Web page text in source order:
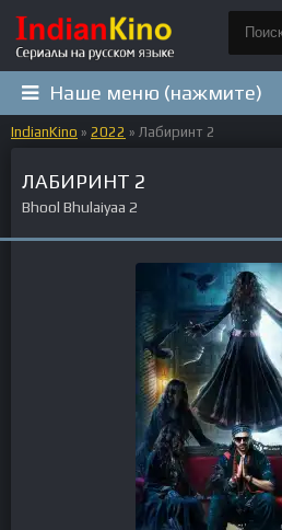
Наше меню (нажмите)
IndianKino » 2022 » Лабиринт 2
ЛАБИРИНТ 2
Bhool Bhulaiyaa 2